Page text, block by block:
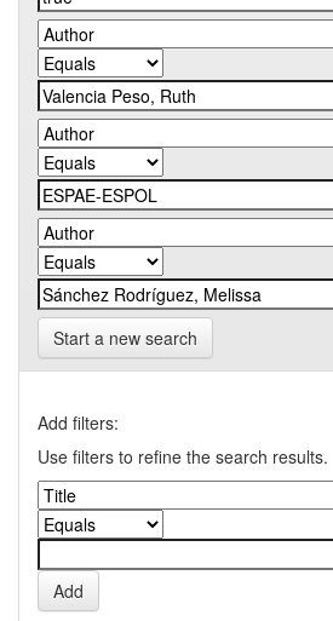
Start a new search
Add filters:
Use filters to refine the search results.